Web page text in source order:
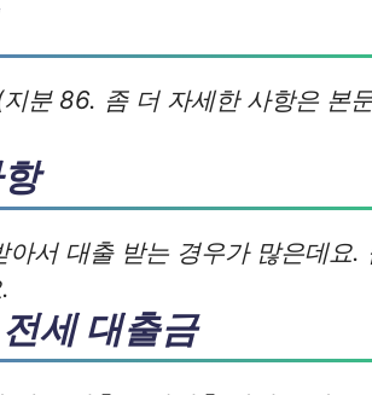
분 86. 좀 더 자세한 사항은 본
서 대출 받는 경우가 많은데요.
세 대출금